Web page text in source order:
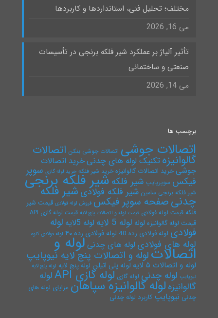
مختلف؛ تحلیل فنی، استانداردها و کاربردها
می 16, 2026
تأثیر آلیاژ بر عملکرد شیر فلکه برنجی در تأسیسات
صنعتی و ساختمانی
می 14, 2026
برچسب ها
اتصالات جوشی اتصالات جوشی بنکن اتصالات
گالوانیزهتکنیک لوله های چدنیخرید اتصالات
جوشیخرید اتصالات گالوانیزه خرید شیر فلکه خرید لوله گازی سوپر
فیکس سوپرپایپ شیر فلکه شیر فلکه برنجی
شیر فلکه برنجی سامین شیر فلکه فولادی شیر فلکه
چدنیصفحه سوپر فیکس فروش لوله فولادی قیمت شیر
فلکه قیمت لوله فولادی قیمت لوله و اتصالات پنج لایه قیمت لوله گازی API
قیمت لوله گالوانیزه لوله لوله 5 لایه لوله 5لایه لوله
فولادی لوله فولادی رده 40 لوله فولادی رده ۴۰ لوله فولادی کاوه
لوله های فولادی لوله های چدنی لوله و اتصالاتلوله و اتصالات پنج لایه نیوپایپ
لوله و اتصالات ۵ لایه لوله پلی اتیلن لوله پنج لایه لوله پنج لایه
نیوپایپ لوله چدنی لوله گازی لوله گازی API لوله
گالوانیزه لوله گالوانیزه سپاهان مزایای لوله های
چدنی نیوپایپ کاربرد لوله چدنی